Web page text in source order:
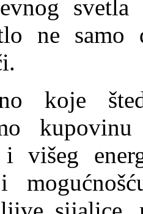
ne
koje
i višeg